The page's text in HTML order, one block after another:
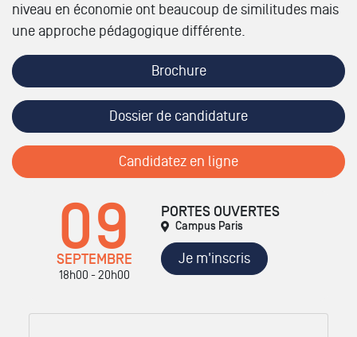
niveau en économie ont beaucoup de similitudes mais
une approche pédagogique différente.
Brochure
Dossier de candidature
Candidatez en ligne
09
SEPTEMBRE
18h00 - 20h00
PORTES OUVERTES
Campus Paris
Je m'inscris